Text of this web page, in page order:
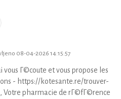
08-04-2026 14:15:57
vous Г©coute et vous propose les
- https://kotesante.re/trouver-
Votre pharmacie de rГ©fГ©rence